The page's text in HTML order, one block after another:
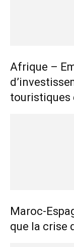
Afrique –
touristiques
Maroc-
que la crise